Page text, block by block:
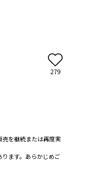
279
を継続または再度実
ます。あらかじめご